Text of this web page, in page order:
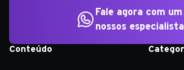
Conteúdo
Fale agora com
nossos